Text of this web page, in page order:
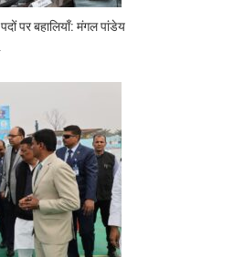
पर बहालियाँ: मंगल पांडेय